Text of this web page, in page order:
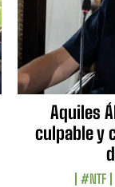
Aquiles
culpable y
#NTF